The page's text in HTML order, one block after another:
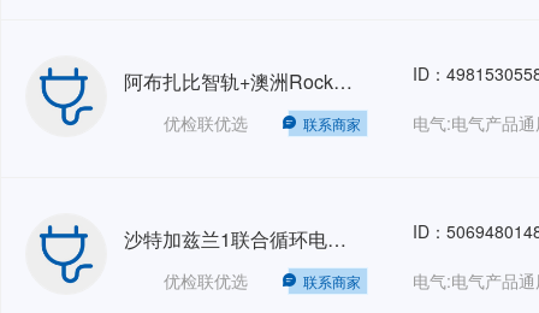
阿布扎比智轨+澳洲Rockdale&Forest+PCK欧洲风电项目 SGS-GZ人力外包 HRO
优检联优选 联系商家
ID：
电气:电气产品
沙特加兹兰1联合循环电站+阿布扎比特维拉C燃机+印尼PT Kayong Power Nusantara配套工程人力外包项目2026GZ HRO
优检联优选 联系商家
ID：
电气:电气产品